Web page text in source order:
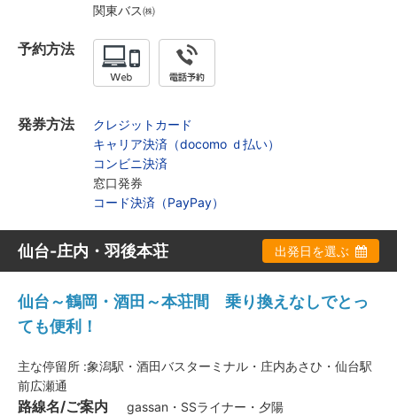
関東バス㈱
予約方法
発券方法
クレジットカード
キャリア決済（docomo ｄ払い）
コンビニ決済
窓口発券
コード決済（PayPay）
仙台-庄内・羽後本荘 出発日を選ぶ
仙台～鶴岡・酒田～本荘間 乗り換えなしでとっ
ても便利！
主な停留所 :象潟駅・酒田バスターミナル・庄内あさひ・仙台駅
前広瀬通
路線名/ご案内 gassan・SSライナー・夕陽